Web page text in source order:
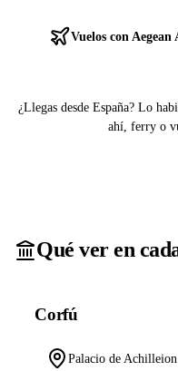
Vuelos con Aegean
¿Llegas desde España? Lo
ahí, ferry o
Qué ver en
Corfú
Palacio de Achilleion